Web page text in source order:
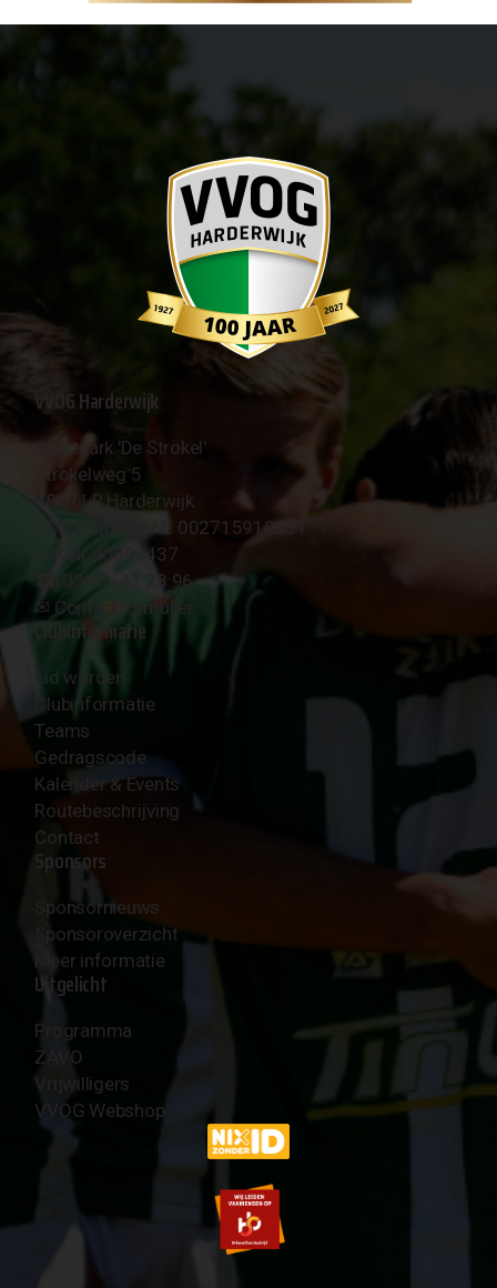
VVOG Harderwijk
Sportpark 'De Strokel'
Strokelweg 5
3847 LR Harderwijk
BTW Nummer NL 002715910B01
KvK Nr 40094437
☎︎ 0341 - 41 28 96
✉︎ Contactformulier
Clubinformatie
Lid worden
Clubinformatie
Teams
Gedragscode
Kalender & Events
Routebeschrijving
Contact
Sponsors
Sponsornieuws
Sponsoroverzicht
Meer informatie
Uitgelicht
Programma
ZAVO
Vrijwilligers
VVOG Webshop